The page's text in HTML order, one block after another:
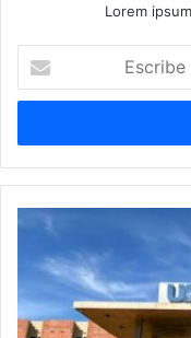
Lorem
c
i
b
r
r